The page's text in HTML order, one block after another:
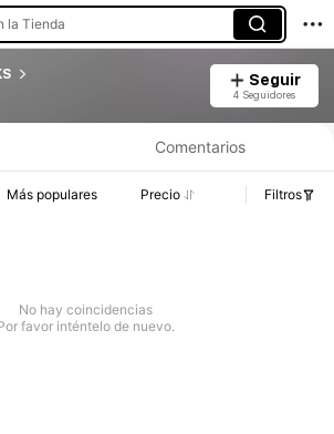
la Tienda
Seguir
4 Seguidores
Comentarios
Más populares Precio Filtros
No hay coincidencias
favor inténtelo de nuevo.